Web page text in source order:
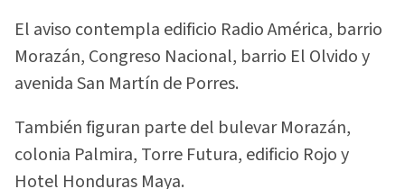
El aviso contempla edificio Radio América, barrio
Morazán, Congreso Nacional, barrio El Olvido y
avenida San Martín de Porres.
También figuran parte del bulevar Morazán,
colonia Palmira, Torre Futura, edificio Rojo y
Hotel Honduras Maya.